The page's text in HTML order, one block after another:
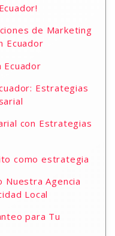
de Marketing
Ecuador
Ecuador
Estrategias
con Estrategias
como estrategia
Nuestra Agencia
Local
para Tu